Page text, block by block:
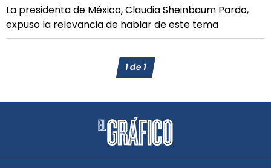
La presidenta de México, Claudia Sheinbaum Pardo,
expuso la relevancia de hablar de este tema
1de1